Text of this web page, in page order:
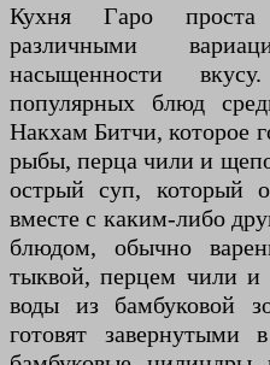
Кухня Гаро
различными
насыщенности
популярных блюд
Накхам Битчи, которое
рыбы, перца чили и
острый суп, который
вместе с каким-либо
блюдом, обычно
тыквой, перцем чили и
воды из бамбуковой
готовят